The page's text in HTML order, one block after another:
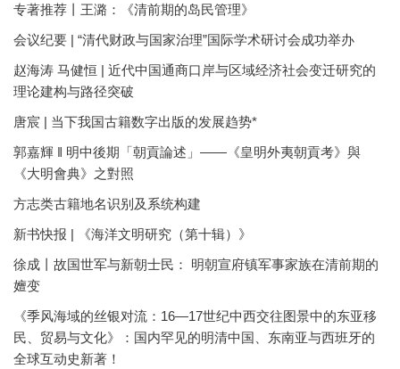
专著推荐丨王潞：《清前期的岛民管理》
会议纪要 | “清代财政与国家治理”国际学术研讨会成功举办
赵海涛 马健恒 | 近代中国通商口岸与区域经济社会变迁研究的
理论建构与路径突破
唐宸 | 当下我国古籍数字出版的发展趋势*
郭嘉輝 ‖ 明中後期「朝貢論述」——《皇明外夷朝貢考》與
《大明會典》之對照
方志类古籍地名识别及系统构建
新书快报 | 《海洋文明研究（第十辑）》
徐成丨故国世军与新朝士民： 明朝宣府镇军事家族在清前期的
嬗变
《季风海域的丝银对流：16—17世纪中西交往图景中的东亚移
民、贸易与文化》：国内罕见的明清中国、东南亚与西班牙的
全球互动史新著！